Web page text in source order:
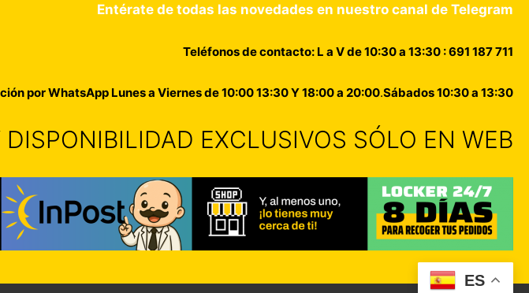
Entérate de todas las novedades en nuestro canal de Telegram
Teléfonos de contacto: L a V de 10:30 a 13:30 : 691 187 711
por WhatsApp Lunes a Viernes de 10:00 13:30 Y 18:00 a 20:00.Sábados 10:30 a 13:30
EXCLUSIVOS SÓLO EN WEB
ES